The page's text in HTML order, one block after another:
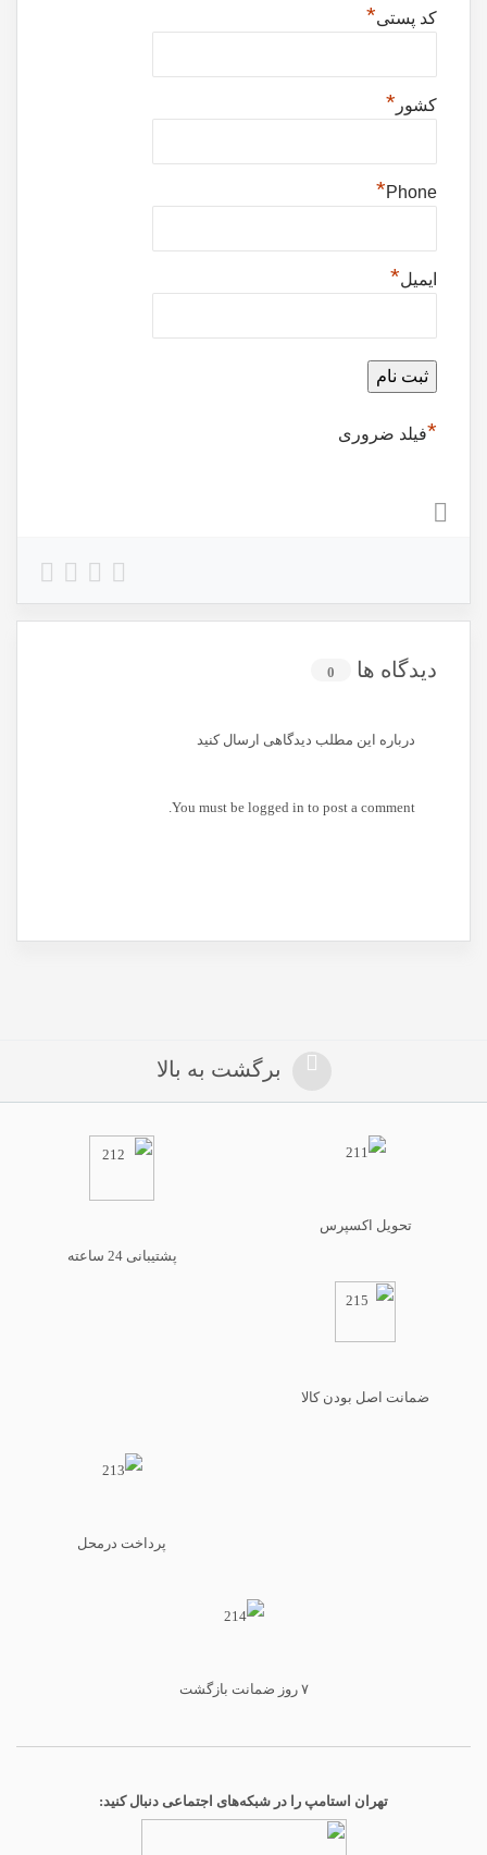
کد پستی*
کشور *
Phone
*
ایمیل*
*فیلد ضروری
دیدگاه ها 0
درباره این مطلب دیدگاهی ارسال کنید
You must be logged in to post a comment.
برگشت به بالا
پشتیبانی 24 ساعته
تحویل اکسپرس
ضمانت اصل بودن کالا
پرداخت درمحل
۷ روز ضمانت بازگشت
تهران استامپ را در شبکه‌های اجتماعی دنبال کنید: